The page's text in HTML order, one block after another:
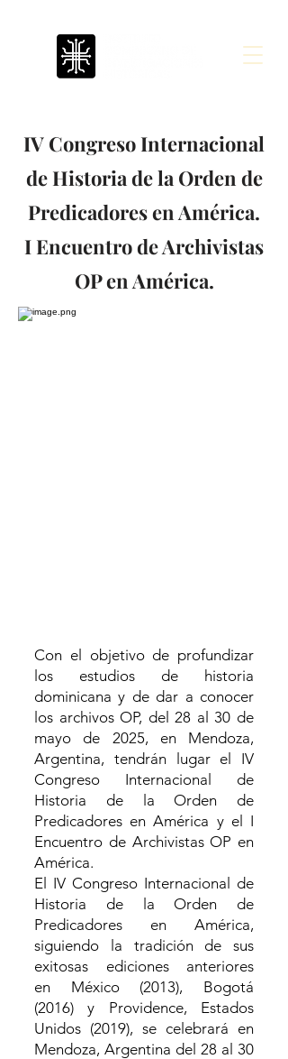
IV Congreso Internacional
de Historia de la Orden de
Predicadores en América.
I Encuentro de Archivistas
OP en América.
Con el objetivo de profundizar
los estudios de historia
dominicana y de dar a conocer
los archivos OP, del 28 al 30 de
mayo de 2025, en Mendoza,
Argentina, tendrán lugar el IV
Congreso Internacional de
Historia de la Orden de
Predicadores en América y el I
Encuentro de Archivistas OP en
América.
El IV Congreso Internacional de
Historia de la Orden de
Predicadores en América,
siguiendo la tradición de sus
exitosas ediciones anteriores
en México (2013), Bogotá
(2016) y Providence, Estados
Unidos (2019), se celebrará en
Mendoza, Argentina del 28 al 30